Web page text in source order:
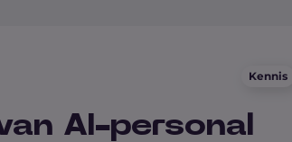
Kennis
AI-personal